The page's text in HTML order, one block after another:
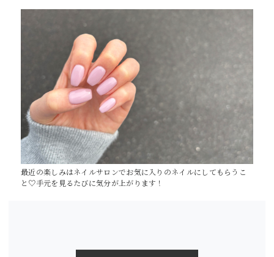
最近の楽しみはネイルサロンでお気に入りのネイルにしてもらうこ
と♡手元を見るたびに気分が上がります！